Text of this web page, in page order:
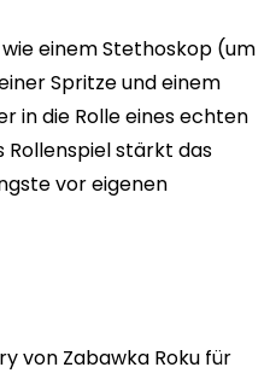
einem Stethoskop (um
Spritze und einem
in die Rolle eines echten
Rollenspiel stärkt das
vor eigenen
von Zabawka Roku für